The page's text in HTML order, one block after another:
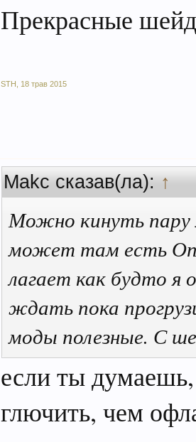
Прекрасные
STH 18 трав 2015
Makc сказав(ла):↑
Можно кинуть пару
может там есть
лагает как будто я
ждать пока
моды полезные. С
если ты
глючить, чем